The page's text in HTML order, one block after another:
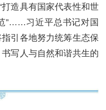
打造具有国家代表性和世
”……习近平总书记对国
引各地努力统筹生态保
写人与自然和谐共生的